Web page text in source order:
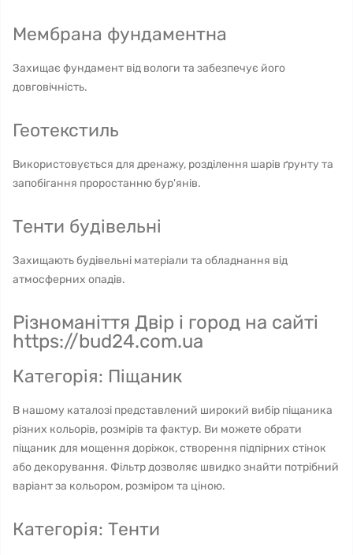
Мембрана фундаментна
Захищає фундамент від вологи та забезпечує його
довговічність.
Геотекстиль
Використовується для дренажу, розділення шарів ґрунту та
запобігання проростанню бур'янів.
Тенти будівельні
Захищають будівельні матеріали та обладнання від
атмосферних опадів.
Різноманіття Двір і город на сайті
https://bud24.com.ua
Категорія: Піщаник
В нашому каталозі представлений широкий вибір піщаника
різних кольорів, розмірів та фактур. Ви можете обрати
піщаник для мощення доріжок, створення підпірних стінок
або декорування. Фільтр дозволяє швидко знайти потрібний
варіант за кольором, розміром та ціною.
Категорія: Тенти